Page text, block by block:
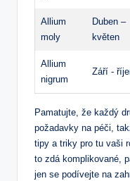
Allium
moly
Duben –
květen
Allium
nigrum
Září ⁢-
Pamatujte, že každý
požadavky na péči,
tipy a triky ‍pro tu vaši
to ​zdá komplikované,
jen se podívejte ‌na